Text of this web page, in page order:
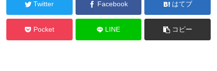
Twitter Facebook はてブ
Pocket LINE コピー